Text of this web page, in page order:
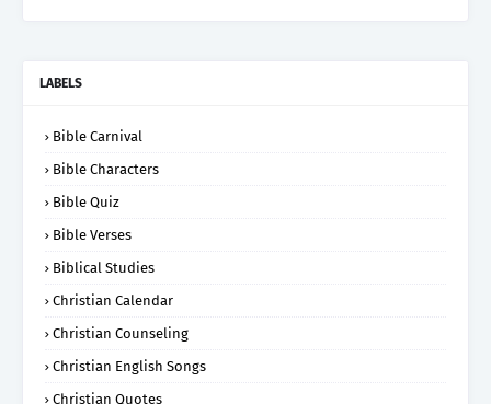
LABELS
Bible Carnival
Bible Characters
Bible Quiz
Bible Verses
Biblical Studies
Christian Calendar
Christian Counseling
Christian English Songs
Christian Quotes